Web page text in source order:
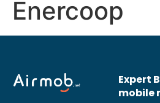
Enercoop
Expert
mobile